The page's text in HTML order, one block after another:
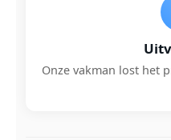
Onze vakman lost het